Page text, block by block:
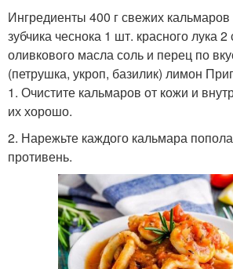
Ингредиенты 400 г свежих
зубчика чеснока 1 шт. красного лука
оливкового масла соль и перец по
(петрушка, укроп, базилик) лимон
1. Очистите кальмаров от кожи и
их хорошо.
2. Нарежьте каждого кальмара
противень.